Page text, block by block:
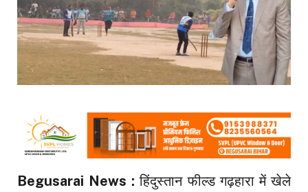
Begusarai News :हिंदुस्तान फील्ड गढ़हारा में खेले